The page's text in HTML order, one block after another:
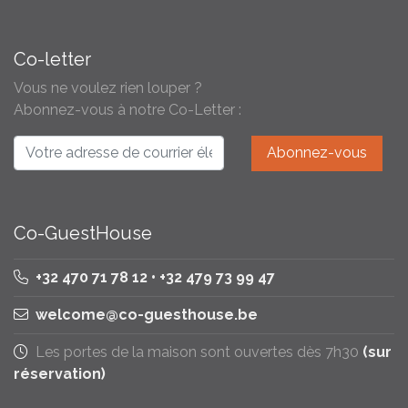
Co-letter
Vous ne voulez rien louper ?
Abonnez-vous à notre Co-Letter :
Co-GuestHouse
+32 470 71 78 12 • +32 479 73 99 47
welcome@co-guesthouse.be
Les portes de la maison sont ouvertes dès 7h30 (sur
réservation)